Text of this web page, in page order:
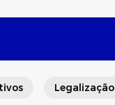
Legalização